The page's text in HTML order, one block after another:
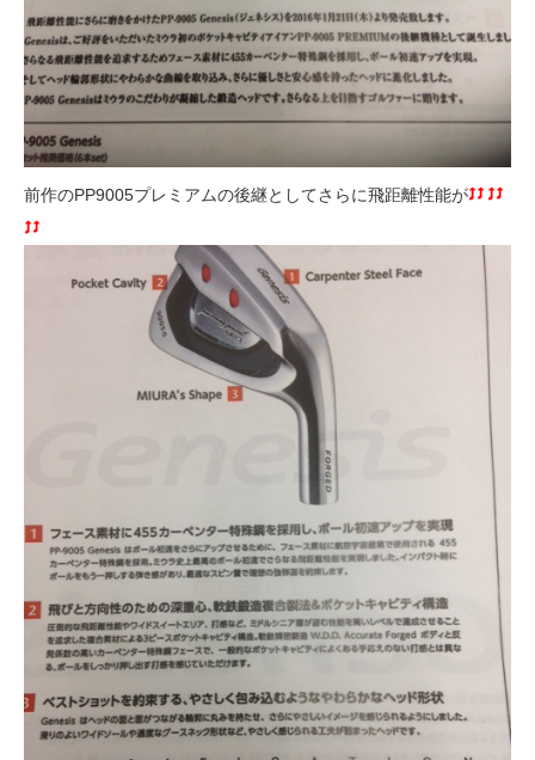
前作のPP9005プレミアムの後継としてさらに飛距離性能が